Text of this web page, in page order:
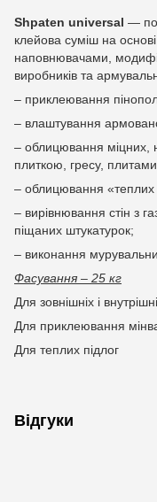
Shpaten universal —
клейова суміш на
наповнювачами,
виробників та
– приклеювання
– влаштування
– облицювання міцних,
плиткою, гресу,
– облицювання «теплих
– вирівнювання стін з
піщаних штукатурок;
– виконання
Фасування – 25 кг
Для зовнішніх і
Для приклеювання
Для теплих підлог
Відгуки